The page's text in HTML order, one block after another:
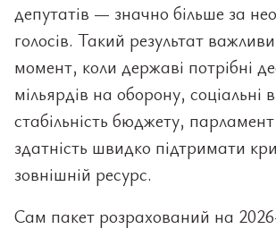
депутатів — значно більше за
голосів. Такий результат
момент, коли державі потрібні
мільярдів на оборону, соціальні
стабільність бюджету,
здатність швидко підтримати
зовнішній ресурс.
Сам пакет розрахований на